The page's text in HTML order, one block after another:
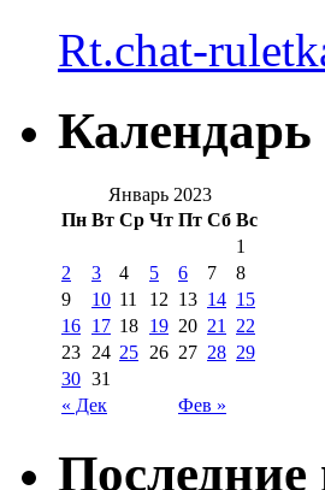
Rt.chat-
Календарь
Январь 2023
Пн Вт Ср Чт Пт Сб Вс
« Дек Фев »
1
2
3 4 5 6 7
8
9
10 11 12 13 14 15
16 17 18 19 20 21
22
23 24 25 26 27 28 29
30 31
Последние